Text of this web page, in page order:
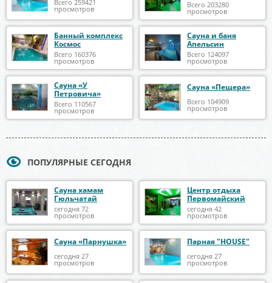
Всего 259421
просмотров Всего 203280
просмотров
Банный комплекс
Космос
Всего 160376
просмотров
Сауна и баня
Апельсин
Всего 124097
просмотров
Сауна «У
Петровича»
Всего 110567
просмотров
Сауна «Пещера»
Всего 104909
просмотров
ПОПУЛЯРНЫЕ СЕГОДНЯ
Сауна хамам
Гюльчатай
сегодня 72
просмотров
Центр отдыха
Первомайский
сегодня 42
просмотров
Сауна «Парнушка»
сегодня 27
просмотров
Парная "HOUSE"
сегодня 27
просмотров